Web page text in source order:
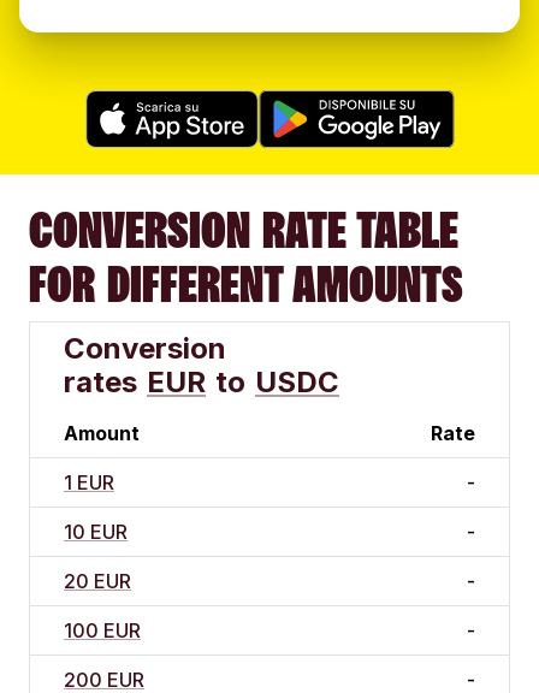
CONVERSION RATE TABLE
FOR DIFFERENT AMOUNTS
Conversion
rates EUR to USDC
Amount Rate
1 EUR -
10 EUR -
20 EUR -
100 EUR -
200 EUR -